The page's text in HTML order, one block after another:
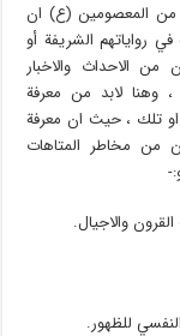
من المعصومين (ع) ان
رواياتهم الشريفة أو
الاحداث والاخبار
، وهنا لابد من معرفة
او تلك ، حيث ان معرفة
من مخاطر المتاهات
والاجيال.
للظهور.